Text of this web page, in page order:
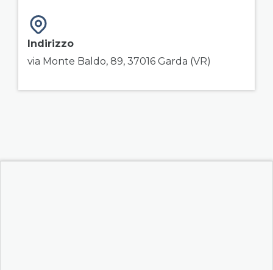
Indirizzo
via Monte Baldo, 89, 37016 Garda (VR)